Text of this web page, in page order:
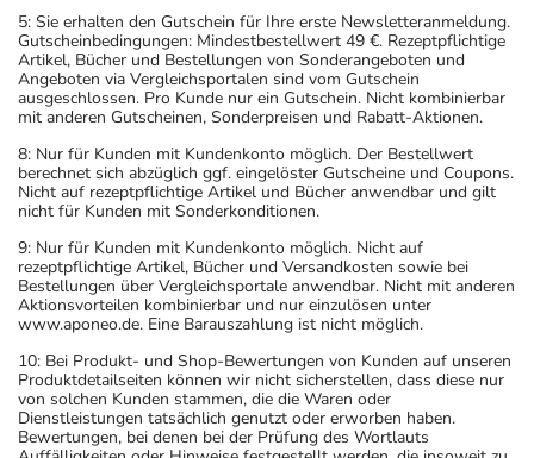
5: Sie erhalten den Gutschein für Ihre erste Newsletteranmeldung.
Gutscheinbedingungen: Mindestbestellwert 49 €. Rezeptpflichtige
Artikel, Bücher und Bestellungen von Sonderangeboten und
Angeboten via Vergleichsportalen sind vom Gutschein
ausgeschlossen. Pro Kunde nur ein Gutschein. Nicht kombinierbar
mit anderen Gutscheinen, Sonderpreisen und Rabatt-Aktionen.
8: Nur für Kunden mit Kundenkonto möglich. Der Bestellwert
berechnet sich abzüglich ggf. eingelöster Gutscheine und Coupons.
Nicht auf rezeptpflichtige Artikel und Bücher anwendbar und gilt
nicht für Kunden mit Sonderkonditionen.
9: Nur für Kunden mit Kundenkonto möglich. Nicht auf
rezeptpflichtige Artikel, Bücher und Versandkosten sowie bei
Bestellungen über Vergleichsportale anwendbar. Nicht mit anderen
Aktionsvorteilen kombinierbar und nur einzulösen unter
www.aponeo.de. Eine Barauszahlung ist nicht möglich.
10: Bei Produkt- und Shop-Bewertungen von Kunden auf unseren
Produktdetailseiten können wir nicht sicherstellen, dass diese nur
von solchen Kunden stammen, die die Waren oder
Dienstleistungen tatsächlich genutzt oder erworben haben.
Bewertungen, bei denen bei der Prüfung des Wortlauts